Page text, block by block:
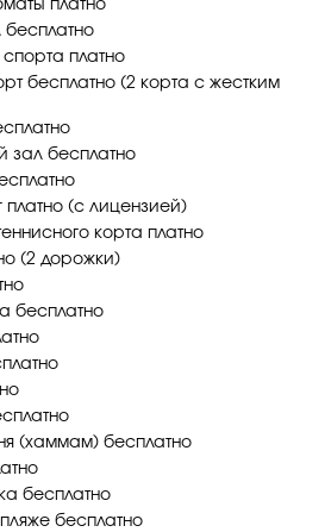
платно
платно
бесплатно (2 корта с жестким
зал бесплатно
платно (с лицензией)
корта платно
(2 дорожки)
бесплатно
(хаммам) бесплатно
бесплатно
бесплатно